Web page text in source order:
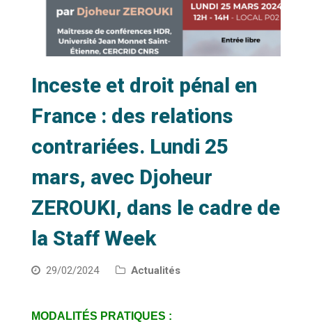
Inceste et droit pénal en
France : des relations
contrariées. Lundi 25
mars, avec Djoheur
ZEROUKI, dans le cadre de
la Staff Week
29/02/2024 Actualités
MODALITÉS PRATIQUES :